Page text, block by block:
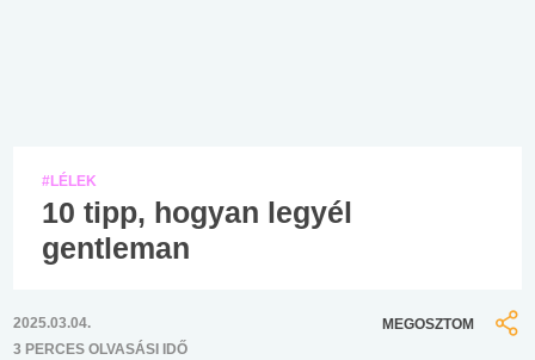
#LÉLEK
10 tipp, hogyan legyél
gentleman
2025.03.04.
3 PERCES OLVASÁSI IDŐ
MEGOSZTOM